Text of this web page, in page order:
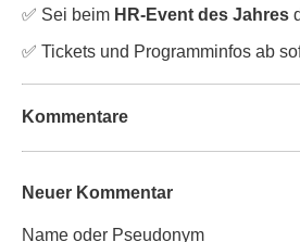
✅ Sei beim HR-Event des Jahres
✅ Tickets und Programminfos ab
Kommentare
Neuer Kommentar
Name oder Pseudonym